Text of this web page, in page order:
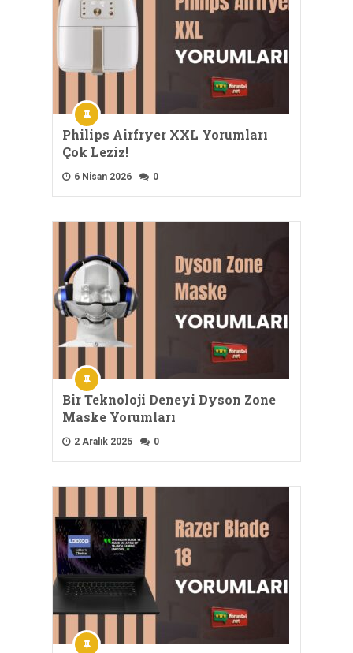
Philips Airfryer XXL Yorumları
Çok Leziz!
6 Nisan 2026 0
Bir Teknoloji Deneyi Dyson Zone
Maske Yorumları
2 Aralık 2025 0